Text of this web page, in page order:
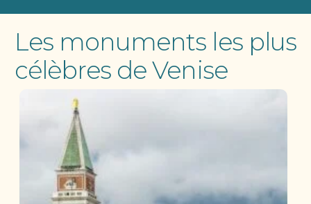
Les monuments les plus
célèbres de Venise